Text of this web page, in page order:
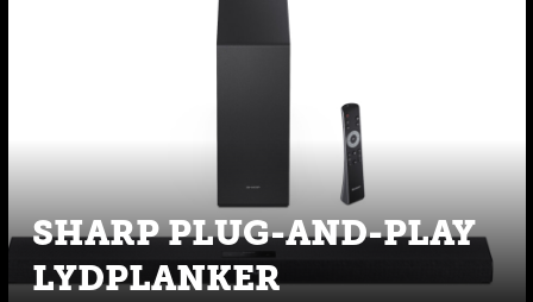
SHARP PLUG-AND-PLAY
LYDPLANKER